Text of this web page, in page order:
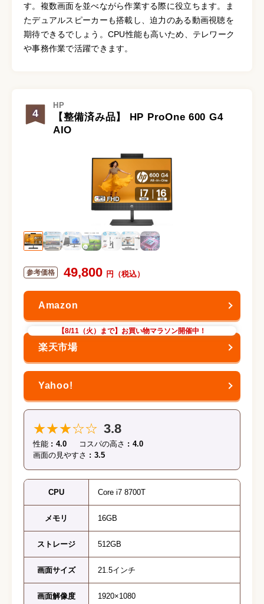
す。複数画面を並べながら作業する際に役立ちます。ま
たデュアルスピーカーも搭載し、迫力のある動画視聴を
期待できるでしょう。CPU性能も高いため、テレワーク
や事務作業で活躍できます。
4
HP
【整備済み品】 HP ProOne 600 G4
AIO
49,800
【8/11（火）まで】お買い物マラソン開催中！
★★★☆☆ 3.8
性能 4.0 コスパの高さ
4.0
画面の見やすさ
3.5
CPU Core i7 8700T
メモリ 16GB
ストレージ 512GB
画面サイズ 21.5インチ
画面解像度 1920×1080